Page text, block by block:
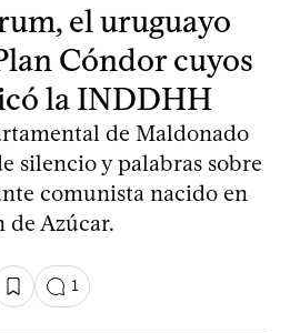
el uruguayo
Cóndor cuyos
la INDDHH
de Maldonado
silencio y palabras sobre
comunista nacido en
de Azúcar.
1